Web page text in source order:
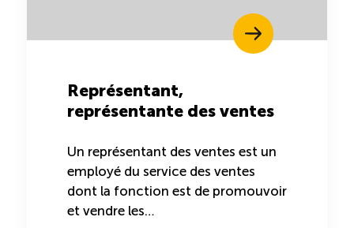
Représentant,
représentante des ventes
Un représentant des ventes est un
employé du service des ventes
dont la fonction est de promouvoir
et vendre les…